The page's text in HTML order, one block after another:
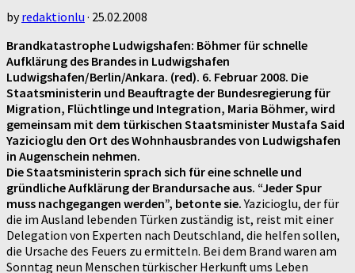
byredaktionlu · 25.02.2008
Brandkatastrophe Ludwigshafen: Böhmer für schnelle
Aufklärung des Brandes in Ludwigshafen
Ludwigshafen/Berlin/Ankara. (red). 6. Februar 2008. Die
Staatsministerin und Beauftragte der Bundesregierung für
Migration, Flüchtlinge und Integration, Maria Böhmer, wird
gemeinsam mit dem türkischen Staatsminister Mustafa Said
Yazicioglu den Ort des Wohnhausbrandes von Ludwigshafen
in Augenschein nehmen.
Die Staatsministerin sprach sich für eine schnelle und
gründliche Aufklärung der Brandursache aus. “Jeder Spur
muss nachgegangen werden”, betonte sie.Yazicioglu, der für
die im Ausland lebenden Türken zuständig ist, reist mit einer
Delegation von Experten nach Deutschland, die helfen sollen,
die Ursache des Feuers zu ermitteln. Bei dem Brand waren am
Sonntag neun Menschen türkischer Herkunft ums Leben